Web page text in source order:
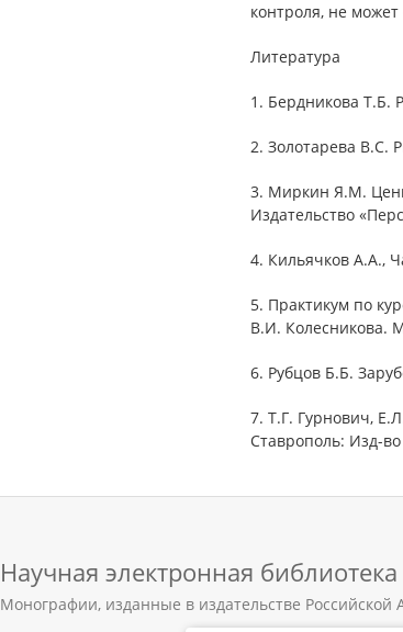
контроля, не
Литература
1. Бердникова Т.Б.
2. Золотарева В.С.
3. Миркин Я.М.
Издательство
4. Кильячков А.А.,
5. Практикум по
В.И. Колесникова.
6. Рубцов Б.Б.
7. Т.Г. Гурнович,
Ставрополь: Изд-
Научная электронная библиотека
Монографии, изданные в издательстве Российской